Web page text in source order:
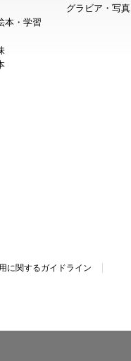
本・学習
グラビア・写真
に関するガイドライン